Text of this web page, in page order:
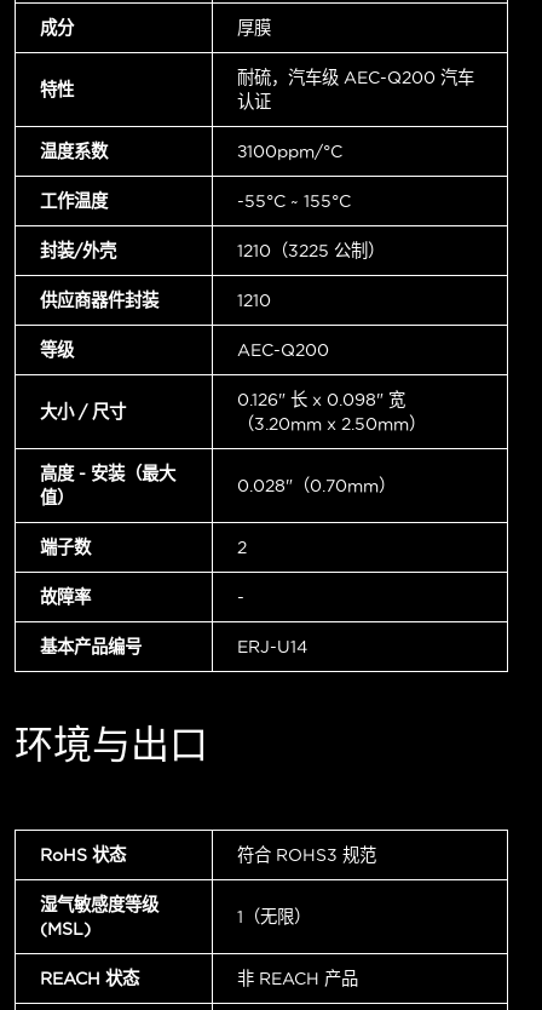
成分 厚膜
特性
耐硫，汽车级 AEC-Q200 汽车
认证
温度系数 ±100ppm/°C
工作温度 -55°C ~ 155°C
封装/外壳 1210（3225 公制）
供应商器件封装 1210
等级 AEC-Q200
大小 / 尺寸
0.126" 长 x 0.098" 宽
（3.20mm x 2.50mm）
高度 - 安装（最大
值）
0.028"（0.70mm）
端子数 2
故障率 -
基本产品编号 ERJ-U14
环境与出口
RoHS 状态 符合 ROHS3 规范
湿气敏感度等级
(MSL)
1（无限）
REACH 状态 非 REACH 产品